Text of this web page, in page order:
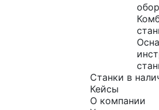
Станки в
Кейсы
О компании